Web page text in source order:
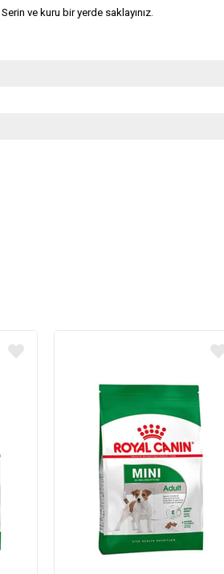
ve kuru bir yerde saklayınız.